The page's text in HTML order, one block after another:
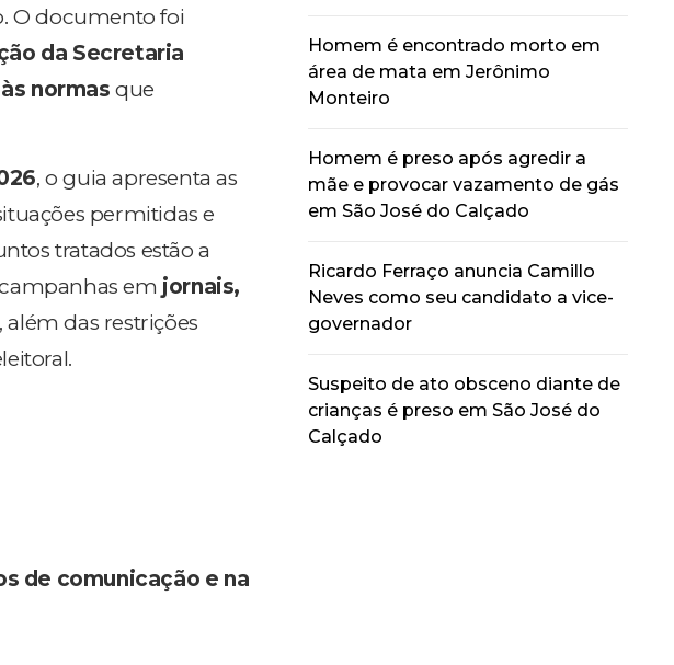
O documento foi
da Secretaria
normas que
, o guia apresenta as
permitidas e
tratados estão a
em jornais,
, além das restrições
de comunicação e na
Homem é encontrado morto em
área de mata em Jerônimo
Monteiro
Homem é preso após agredir a
mãe e provocar vazamento de gás
em São José do Calçado
Ricardo Ferraço anuncia Camillo
Neves como seu candidato a vice-
governador
Suspeito de ato obsceno diante de
crianças é preso em São José do
Calçado